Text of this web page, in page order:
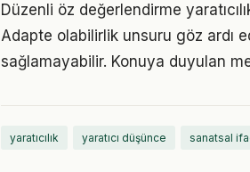
Düzenli öz değerlendirme
Adapte olabilirlik unsuru göz ardı
sağlamayabilir. Konuya duyulan
yaratıcılık yaratıcı düşünce sanatsal